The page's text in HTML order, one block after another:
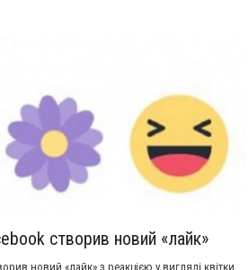
створив новий «лайк»
новий «лайк» з реакцією у вигляді квітки.